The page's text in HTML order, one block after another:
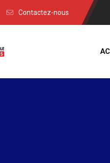
Contactez-nous